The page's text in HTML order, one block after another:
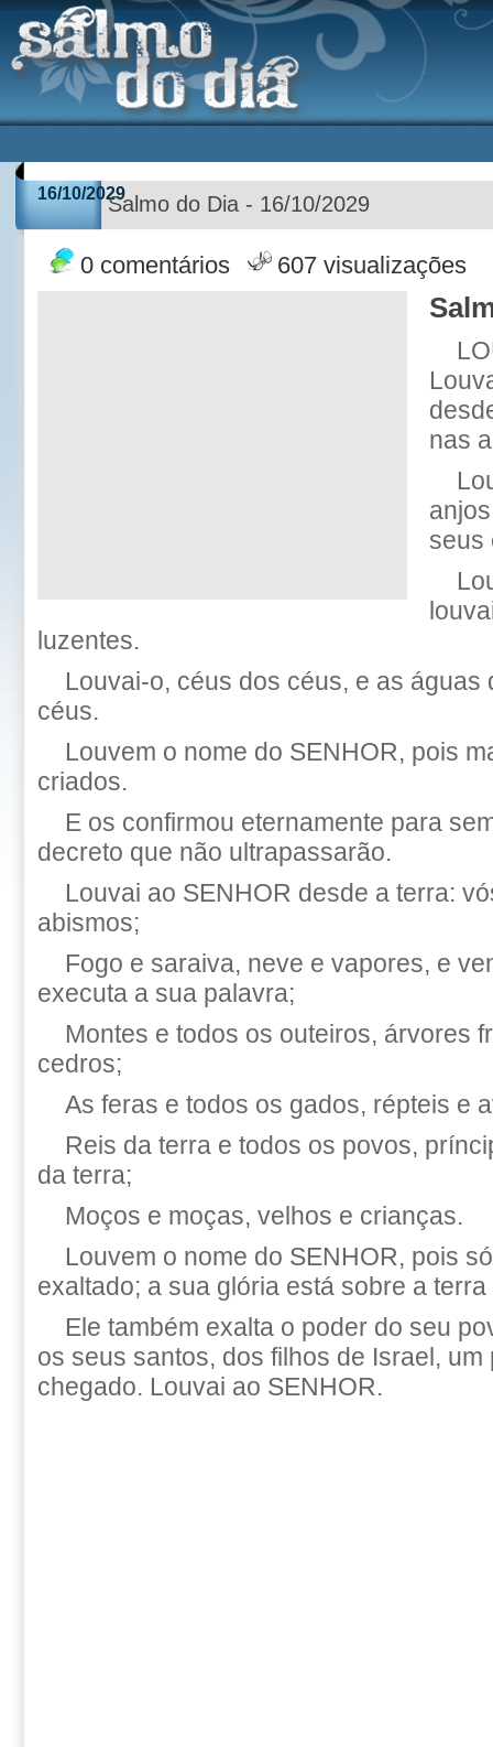
16/10/2029Salmo do Dia - 16/10/2029
0 comentários 607 visualizações
nas
seus
luzentes.
Louvai-o, céus dos céus, e as águas
céus.
Louvem o nome do SENHOR, pois
criados.
E os confirmou eternamente para
decreto que não ultrapassarão.
Louvai ao SENHOR desde a terra:
abismos;
Fogo e saraiva, neve e vapores, e
executa a sua palavra;
Montes e todos os outeiros, árvores
cedros;
As feras e todos os gados, répteis e
Reis da terra e todos os povos,
da terra;
Moços e moças, velhos e crianças.
Louvem o nome do SENHOR, pois
exaltado; a sua glória está sobre a terra
Ele também exalta o poder do seu
os seus santos, dos filhos de Israel, um
chegado. Louvai ao SENHOR.